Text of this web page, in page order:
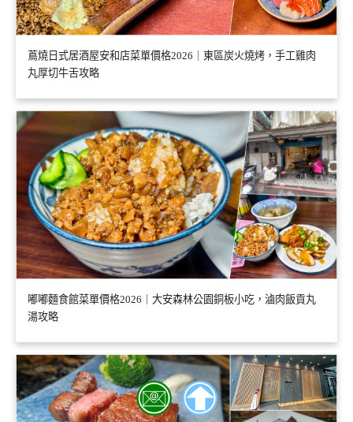
蔦燒日式居酒屋安和店菜單價格2026｜東區炭火燒烤，手工雞肉
丸厚切牛舌攻略
嘟嘟麵食館菜單價格2026｜大安森林公園銅板小吃，滷肉飯貢丸
湯攻略